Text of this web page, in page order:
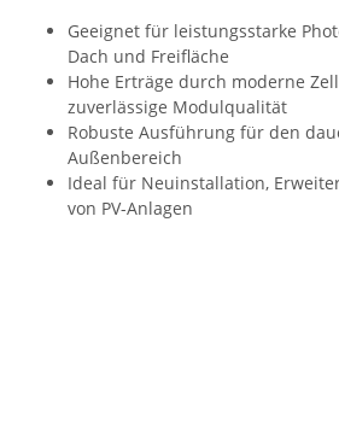
Geeignet für leistungsstarke
Dach und Freifläche
Hohe Erträge durch moderne
zuverlässige Modulqualität
Robuste Ausführung für den
Außenbereich
Ideal für Neuinstallation,
von PV-Anlagen